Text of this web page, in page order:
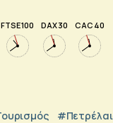
FTSE 100 DAX 30 CAC 40